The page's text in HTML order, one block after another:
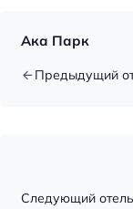
Парковка
Главное
Оплата картой
Ака Парк
Предыдущий
Следующий отель